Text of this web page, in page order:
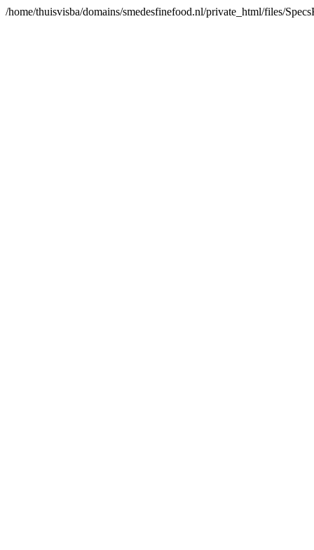
/home/thuisvisba/domains/smedesfinefood.nl/private_html/files/